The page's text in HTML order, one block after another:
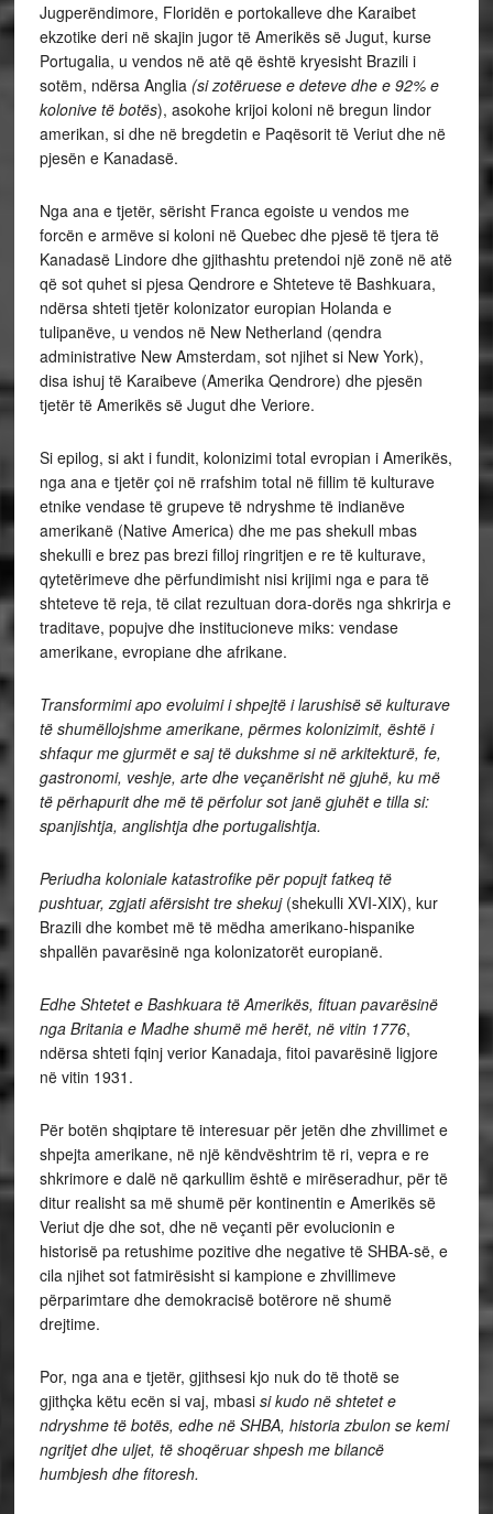
Jugperëndimore, Floridën e portokalleve dhe Karaibet
ekzotike deri në skajin jugor të Amerikës së Jugut, kurse
Portugalia, u vendos në atë që është kryesisht Brazili i
sotëm, ndërsa Anglia (si zotëruese e deteve dhe e 92% e
kolonive të botës), asokohe krijoi koloni në bregun lindor
amerikan, si dhe në bregdetin e Paqësorit të Veriut dhe në
pjesën e Kanadasë.
Nga ana e tjetër, sërisht Franca egoiste u vendos me
forcën e armëve si koloni në Quebec dhe pjesë të tjera të
Kanadasë Lindore dhe gjithashtu pretendoi një zonë në atë
që sot quhet si pjesa Qendrore e Shteteve të Bashkuara,
ndërsa shteti tjetër kolonizator europian Holanda e
tulipanëve, u vendos në New Netherland (qendra
administrative New Amsterdam, sot njihet si New York),
disa ishuj të Karaibeve (Amerika Qendrore) dhe pjesën
tjetër të Amerikës së Jugut dhe Veriore.
Si epilog, si akt i fundit, kolonizimi total evropian i Amerikës,
nga ana e tjetër çoi në rrafshim total në fillim të kulturave
etnike vendase të grupeve të ndryshme të indianëve
amerikanë (Native America) dhe me pas shekull mbas
shekulli e brez pas brezi filloj ringritjen e re të kulturave,
qytetërimeve dhe përfundimisht nisi krijimi nga e para të
shteteve të reja, të cilat rezultuan dora-dorës nga shkrirja e
traditave, popujve dhe institucioneve miks: vendase
amerikane, evropiane dhe afrikane.
Transformimi apo evoluimi i shpejtë i larushisë së kulturave
të shumëllojshme amerikane, përmes kolonizimit, është i
shfaqur me gjurmët e saj të dukshme si në arkitekturë, fe,
gastronomi, veshje, arte dhe veçanërisht në gjuhë, ku më
të përhapurit dhe më të përfolur sot janë gjuhët e tilla si:
spanjishtja, anglishtja dhe portugalishtja.
Periudha koloniale katastrofike për popujt fatkeq të
pushtuar, zgjati afërsisht tre shekuj(shekulli XVI-XIX), kur
Brazili dhe kombet më të mëdha amerikano-hispanike
shpallën pavarësinë nga kolonizatorët europianë.
Edhe Shtetet e Bashkuara të Amerikës, fituan pavarësinë
nga Britania e Madhe shumë më herët, në vitin 1776,
ndërsa shteti fqinj verior Kanadaja, fitoi pavarësinë ligjore
në vitin 1931.
Për botën shqiptare të interesuar për jetën dhe zhvillimet e
shpejta amerikane, në një këndvështrim të ri, vepra e re
shkrimore e dalë në qarkullim është e mirëseradhur, për të
ditur realisht sa më shumë për kontinentin e Amerikës së
Veriut dje dhe sot, dhe në veçanti për evolucionin e
historisë pa retushime pozitive dhe negative të SHBA-së, e
cila njihet sot fatmirësisht si kampione e zhvillimeve
përparimtare dhe demokracisë botërore në shumë
drejtime.
Por, nga ana e tjetër, gjithsesi kjo nuk do të thotë se
gjithçka këtu ecën si vaj, mbasi si kudo në shtetet e
ndryshme të botës, edhe në SHBA, historia zbulon se kemi
ngritjet dhe uljet, të shoqëruar shpesh me bilancë
humbjesh dhe fitoresh.